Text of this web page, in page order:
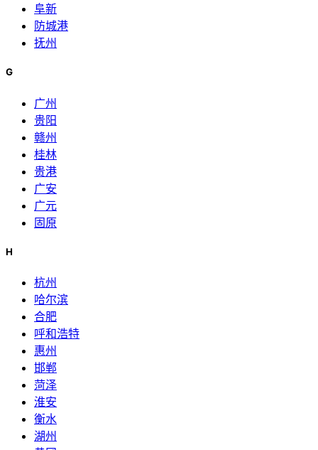
阜新
防城港
抚州
G
广州
贵阳
赣州
桂林
贵港
广安
广元
固原
H
杭州
哈尔滨
合肥
呼和浩特
惠州
邯郸
菏泽
淮安
衡水
湖州